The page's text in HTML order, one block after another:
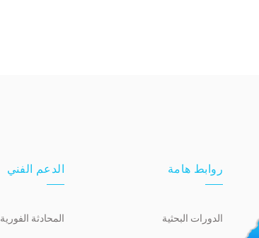
روابط هامة
الدورات البحثية
الدعم الفني
المحادثة الفورية